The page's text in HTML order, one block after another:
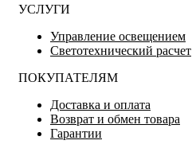
УСЛУГИ
Управление освещением
Светотехнический расчет
ПОКУПАТЕЛЯМ
Доставка и оплата
Возврат и обмен товара
Гарантии